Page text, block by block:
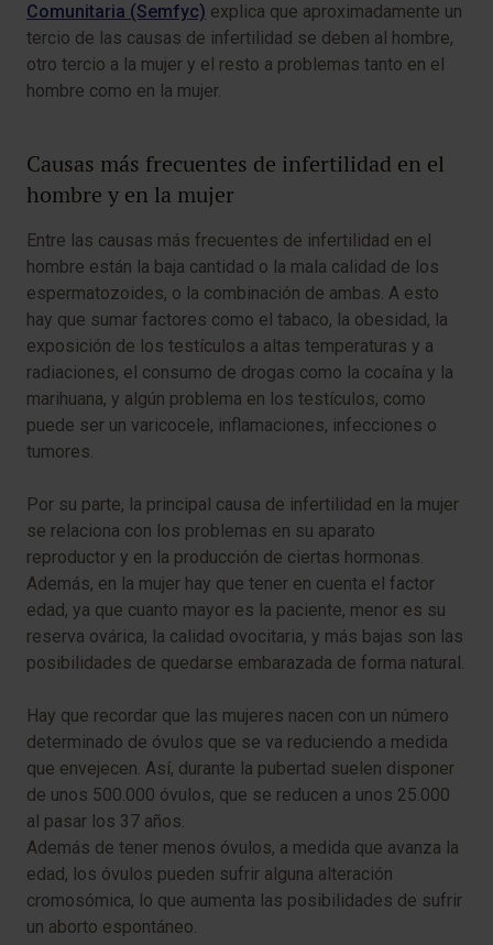
Comunitaria (Semfyc) explica que aproximadamente un
tercio de las causas de infertilidad se deben al hombre,
otro tercio a la mujer y el resto a problemas tanto en el
hombre como en la mujer.
Causas más frecuentes de infertilidad en el
hombre y en la mujer
Entre las causas más frecuentes de infertilidad en el
hombre están la baja cantidad o la mala calidad de los
espermatozoides, o la combinación de ambas. A esto
hay que sumar factores como el tabaco, la obesidad, la
exposición de los testículos a altas temperaturas y a
radiaciones, el consumo de drogas como la cocaína y la
marihuana, y algún problema en los testículos, como
puede ser un varicocele, inflamaciones, infecciones o
tumores.
Por su parte, la principal causa de infertilidad en la mujer
se relaciona con los problemas en su aparato
reproductor y en la producción de ciertas hormonas.
Además, en la mujer hay que tener en cuenta el factor
edad, ya que cuanto mayor es la paciente, menor es su
reserva ovárica, la calidad ovocitaria, y más bajas son las
posibilidades de quedarse embarazada de forma natural.
Hay que recordar que las mujeres nacen con un número
determinado de óvulos que se va reduciendo a medida
que envejecen. Así, durante la pubertad suelen disponer
de unos 500.000 óvulos, que se reducen a unos 25.000
al pasar los 37 años.
Además de tener menos óvulos, a medida que avanza la
edad, los óvulos pueden sufrir alguna alteración
cromosómica, lo que aumenta las posibilidades de sufrir
un aborto espontáneo.